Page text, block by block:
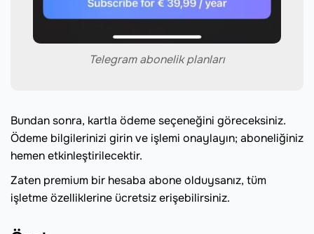
Telegram abonelik planları
Bundan sonra, kartla ödeme seçeneğini göreceksiniz.
Ödeme bilgilerinizi girin ve işlemi onaylayın; aboneliğiniz
hemen etkinleştirilecektir.
Zaten premium bir hesaba abone olduysanız, tüm
işletme özelliklerine ücretsiz erişebilirsiniz.